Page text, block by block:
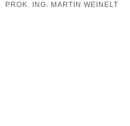
PROK. ING. MARTIN WEINELT